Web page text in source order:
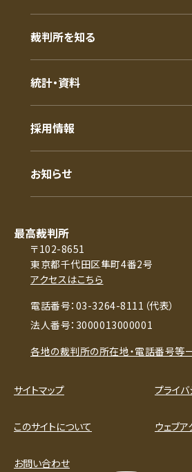
裁判所を知る
統計・資料
採用情報
お知らせ
最高裁判所
〒102-8651
東京都千代田区隼町4番2号
アクセスはこちら
電話番号：03-3264-8111（代表）
法人番号：3000013000001
各地の裁判所の所在地・電話番号等
サイトマップ プライ
このサイトについて ウェブア
お問い合わせ